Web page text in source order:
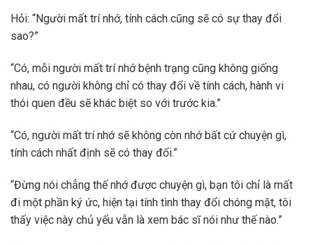
Hỏi: “Người mất trí nhớ, tính cách cũng sẽ có sự thay đổi
sao?”
“Có, mỗi người mất trí nhớ bệnh trạng cũng không giống
nhau, có người không chỉ có thay đổi về tính cách, hành vi
thói quen đều sẽ khác biệt so với trước kia.”
“Có, người mất trí nhớ sẽ không còn nhớ bất cứ chuyện gì,
tính cách nhất định sẽ có thay đổi.”
“Đừng nói chẳng thế nhớ được chuyện gì, bạn tôi chỉ là mất
đi một phần ký ức, hiện tại tính tình thay đổi chóng mặt, tôi
thấy việc này chủ yếu vẫn là xem bác sĩ nói như thế nào.”